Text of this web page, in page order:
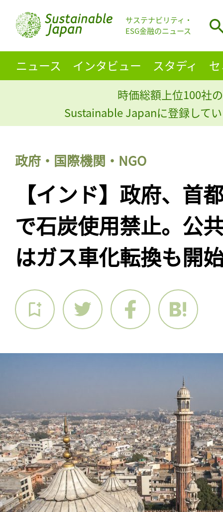
サステナビリティ・
ESG金融のニュース
ニュース インタビュー スタディ
時価総額上位100社
Sustainable Japanに登録して
政府・国際機関・NGO
【インド】政府、首
で石炭使用禁止。公
はガス車化転換も開